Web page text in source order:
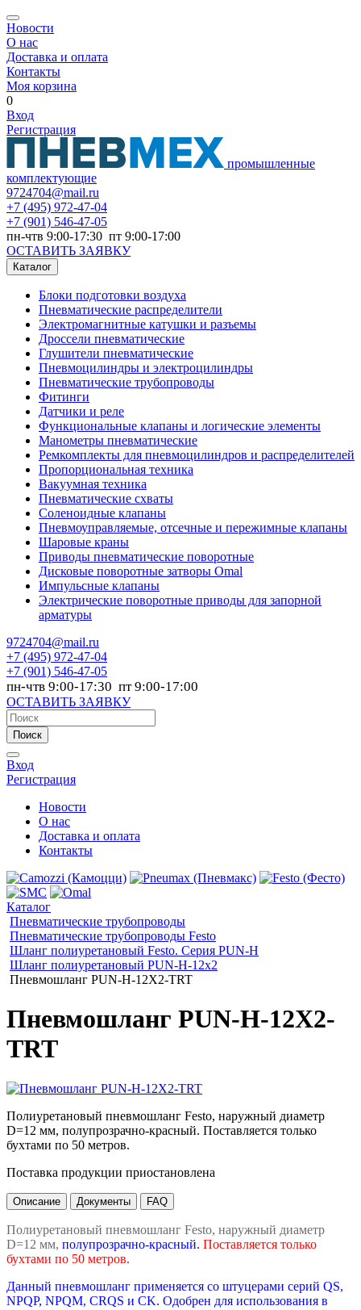
Новости
О нас
Доставка и оплата
Контакты
Моя корзина
0
Вход
Регистрация
промышленные
комплектующие
9724704@mail.ru
+7 (495) 972-47-04
+7 (901) 546-47-05
пн-чтв 9:00-17:30 пт 9:00-17:00
ОСТАВИТЬ ЗАЯВКУ
Каталог
Блоки подготовки воздуха
Пневматические распределители
Электромагнитные катушки и разъемы
Дроссели пневматические
Глушители пневматические
Пневмоцилиндры и электроцилиндры
Пневматические трубопроводы
Фитинги
Датчики и реле
Функциональные клапаны и логические элементы
Манометры пневматические
Ремкомплекты для пневмоцилиндров и распределителей
Пропорциональная техника
Вакуумная техника
Пневматические схваты
Соленоидные клапаны
Пневмоуправляемые, отсечные и пережимные клапаны
Шаровые краны
Приводы пневматические поворотные
Дисковые поворотные затворы Omal
Импульсные клапаны
Электрические поворотные приводы для запорной
арматуры
9724704@mail.ru
+7 (495) 972-47-04
+7 (901) 546-47-05
пн-чтв 9:00-17:30 пт 9:00-17:00
ОСТАВИТЬ ЗАЯВКУ
Поиск
Вход
Регистрация
Новости
О нас
Доставка и оплата
Контакты
Каталог
Пневматические трубопроводы
Пневматические трубопроводы Festo
Шланг полиуретановый Festo. Серия PUN-Н
Шланг полиуретановый PUN-H-12x2
Пневмошланг PUN-H-12X2-TRT
Пневмошланг PUN-H-12X2-
TRT
Полиуретановый пневмошланг Festo, наружный диаметр
D=12 мм, полупрозрачно-красный. Поставляется только
бухтами по 50 метров.
Поставка продукции приостановлена
Описание Документы FAQ
Полиуретановый пневмошланг Festo, наружный диаметр
D=12 мм, полупрозрачно-красный. Поставляется только
бухтами по 50 метров.
Данный пневмошланг применяется со штуцерами серий QS,
NPQP, NPQM, CRQS и CK. Одобрен для использования в